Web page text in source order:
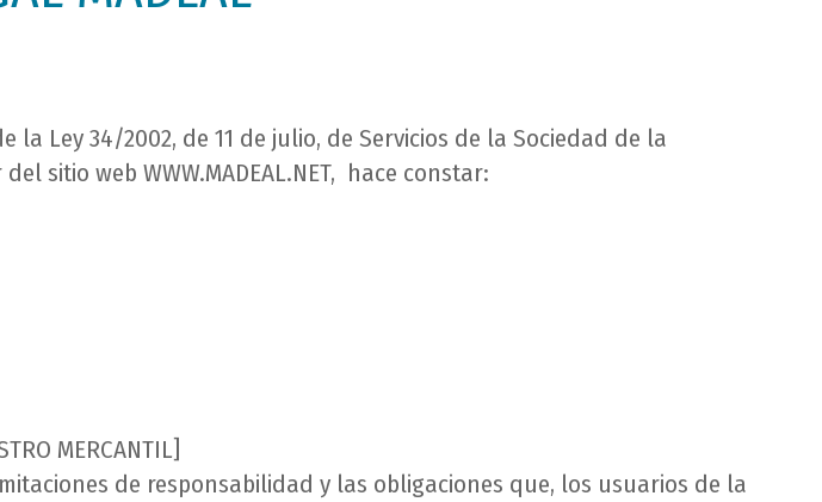
Ley 34/2002, de 11 de julio, de Servicios de la Sociedad de la
sitio web WWW.MADEAL.NET, hace constar:
MERCANTIL]
de responsabilidad y las obligaciones que, los usuarios de la